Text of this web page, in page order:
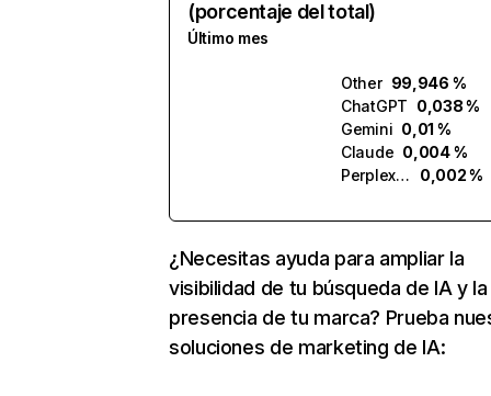
(porcentaje del total)
Último mes
Other 99,946 %
ChatGPT 0,038 %
Gemini 0,01 %
Claude 0,004 %
Perplexity
0,002 %
¿Necesitas ayuda para ampliar la
visibilidad de tu búsqueda de IA y la
presencia de tu marca? Prueba
soluciones de marketing de IA: